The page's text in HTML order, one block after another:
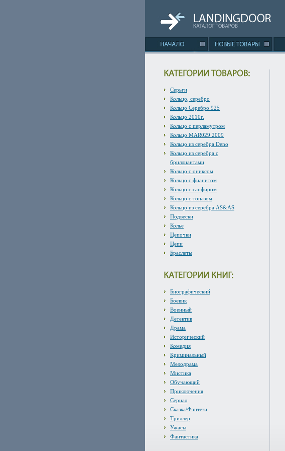
Серьги
Кольцо, серебро
Кольцо Серебро 925
Кольцо 2010г.
Кольцо с перламутром
Кольцо MAR029 2009
Кольцо из серебра Deno
Кольцо из серебра с
бриллиантами
Кольцо с ониксом
Кольцо с фианитом
Кольцо с сапфиром
Кольцо с топазом
Кольцо из серебра AS&AS
Подвески
Колье
Цепочки
Цепи
Браслеты
Биографический
Боевик
Военный
Детектив
Драма
Исторический
Комедия
Криминальный
Мелодрама
Мистика
Обучающий
Приключения
Сериал
Сказка/Фэнтези
Триллер
Ужасы
Фантастика